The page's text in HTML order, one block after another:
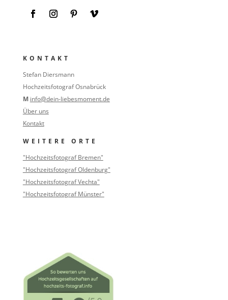
KONTAKT
Stefan Diersmann
Hochzeitsfotograf Osnabrück
M info@dein-liebesmoment.de
Über uns
Kontakt
WEITERE ORTE
"Hochzeitsfotograf Bremen"
"Hochzeitsfotograf Oldenburg"
"Hochzeitsfotograf Vechta"
"Hochzeitsfotograf Münster"